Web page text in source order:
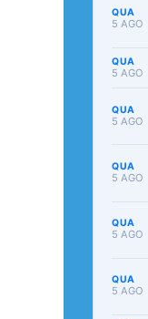
QUA
5 AGO
QUA
5 AGO
QUA
5 AGO
QUA
5 AGO
QUA
5 AGO
QUA
5 AGO